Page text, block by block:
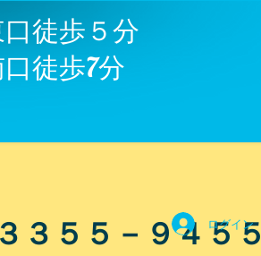
徒歩５分
徒歩7分
３５５－９４５５
ログイン